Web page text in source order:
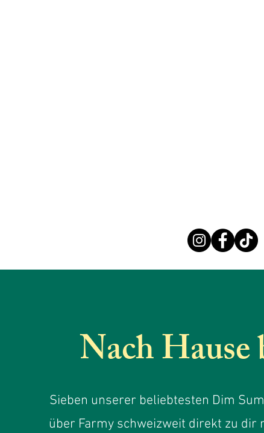
Nach Hause
Sieben unserer beliebtesten Dim
über Farmy schweizweit direkt zu dir